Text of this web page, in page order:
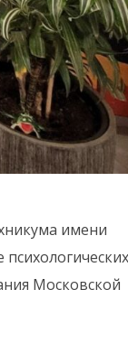
имени
Московской